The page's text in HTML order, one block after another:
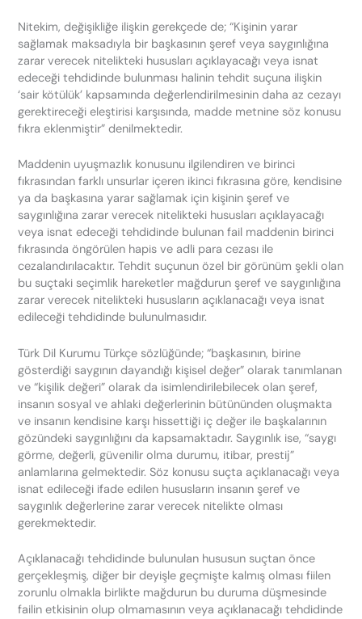
Nitekim, değişikliğe ilişkin gerekçede de; “Kişinin yarar
sağlamak maksadıyla bir başkasının şeref veya saygınlığına
zarar verecek nitelikteki hususları açıklayacağı veya isnat
edeceği tehdidinde bulunması halinin tehdit suçuna ilişkin
‘sair kötülük’ kapsamında değerlendirilmesinin daha az cezayı
gerektireceği eleştirisi karşısında, madde metnine söz konusu
fıkra eklenmiştir” denilmektedir.
Maddenin uyuşmazlık konusunu ilgilendiren ve birinci
fıkrasından farklı unsurlar içeren ikinci fıkrasına göre, kendisine
ya da başkasına yarar sağlamak için kişinin şeref ve
saygınlığına zarar verecek nitelikteki hususları açıklayacağı
veya isnat edeceği tehdidinde bulunan fail maddenin birinci
fıkrasında öngörülen hapis ve adli para cezası ile
cezalandırılacaktır. Tehdit suçunun özel bir görünüm şekli olan
bu suçtaki seçimlik hareketler mağdurun şeref ve saygınlığına
zarar verecek nitelikteki hususların açıklanacağı veya isnat
edileceği tehdidinde bulunulmasıdır.
Türk Dil Kurumu Türkçe sözlüğünde; “başkasının, birine
gösterdiği saygının dayandığı kişisel değer” olarak tanımlanan
ve “kişilik değeri” olarak da isimlendirilebilecek olan şeref,
insanın sosyal ve ahlaki değerlerinin bütününden oluşmakta
ve insanın kendisine karşı hissettiği iç değer ile başkalarının
gözündeki saygınlığını da kapsamaktadır. Saygınlık ise, “saygı
görme, değerli, güvenilir olma durumu, itibar, prestij”
anlamlarına gelmektedir. Söz konusu suçta açıklanacağı veya
isnat edileceği ifade edilen hususların insanın şeref ve
saygınlık değerlerine zarar verecek nitelikte olması
gerekmektedir.
Açıklanacağı tehdidinde bulunulan hususun suçtan önce
gerçekleşmiş, diğer bir deyişle geçmişte kalmış olması fiilen
zorunlu olmakla birlikte mağdurun bu duruma düşmesinde
failin etkisinin olup olmamasının veya açıklanacağı tehdidinde